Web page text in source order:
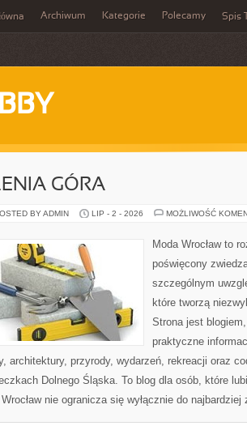
Archiwum Kategorie Polecamy Spis
GÓRA
BY ADMIN LIP - 2 - 2026 MOŻLIWOŚĆ
Moda Wrocław to
poświęcony
szczególnym
które tworzą
Strona jest
praktyczne
architektury, przyrody, wydarzeń, rekreacji oraz
Dolnego Śląska. To blog dla osób, które
Wrocław nie ogranicza się wyłącznie do